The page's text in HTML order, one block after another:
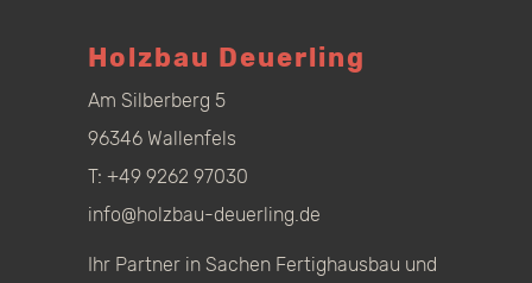
Holzbau Deuerling
Am Silberberg 5
96346 Wallenfels
T: +49 9262 97030
info@holzbau-deuerling.de
Ihr Partner in Sachen Fertighausbau und